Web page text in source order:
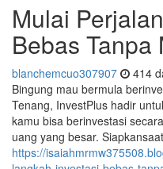
Mulai
Bebas Tanpa
blanchemcuo307907 414
Bingung mau bermula
Tenang, InvestPlus hadir
kamu bisa berinvestasi
uang yang besar.
https://